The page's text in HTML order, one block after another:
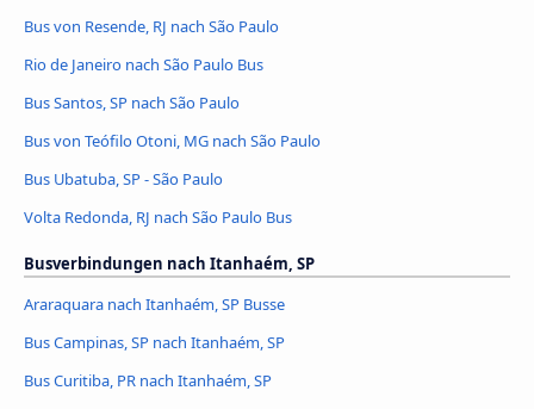
Bus von Resende, RJ nach São Paulo
Rio de Janeiro nach São Paulo Bus
Bus Santos, SP nach São Paulo
Bus von Teófilo Otoni, MG nach São Paulo
Bus Ubatuba, SP - São Paulo
Volta Redonda, RJ nach São Paulo Bus
Busverbindungen nach Itanhaém, SP
Araraquara nach Itanhaém, SP Busse
Bus Campinas, SP nach Itanhaém, SP
Bus Curitiba, PR nach Itanhaém, SP